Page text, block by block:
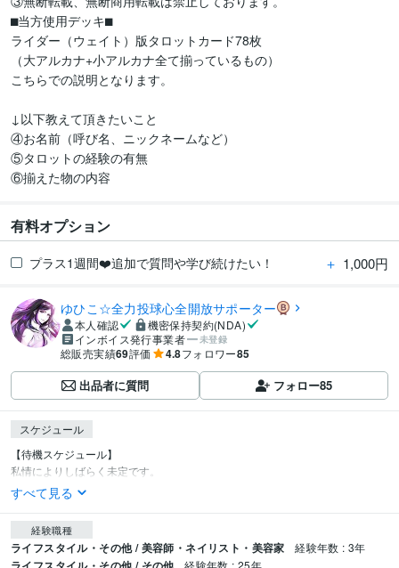
⬛︎当方使用デッキ⬛︎
ライダー（ウェイト）版タロットカード78枚
（大アルカナ+小アルカナ全て揃っているもの）
こちらでの説明となります。
↓以下教えて頂きたいこと
④お名前（呼び名、ニックネームなど）
⑤タロットの経験の有無
⑥揃えた物の内容
有料オプション
プラス1週間❤️追加で質問や学び続けたい！ ＋ 1,000円
ゆひこ☆全力投球心全開放サポーター
本人確認
機密保持契約(NDA)
インボイス発行事業者
未登録
総販売実績69評価 4.8フォロワー85
出品者に質問 フォロー85
スケジュール
【待機スケジュール】
私情によりしばらく未定です。
すべて見る
経験職種
ライフスタイル・その他 / 美容師・ネイリスト・美容家 経験年数 : 3年
経験年数 : 25年